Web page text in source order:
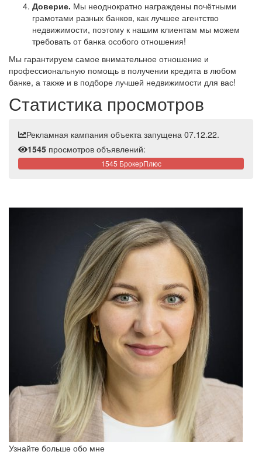
Доверие. Мы неоднократно награждены почётными
грамотами разных банков, как лучшее агентство
недвижимости, поэтому к нашим клиентам мы можем
требовать от банка особого отношения!
Мы гарантируем самое внимательное отношение и
профессиональную помощь в получении кредита в любом
банке, а также и в подборе лучшей недвижимости для вас!
Статистика просмотров
Рекламная кампания объекта запущена 07.12.22.
1545 просмотров объявлений:
1545 БрокерПлюс
Узнайте больше обо мне